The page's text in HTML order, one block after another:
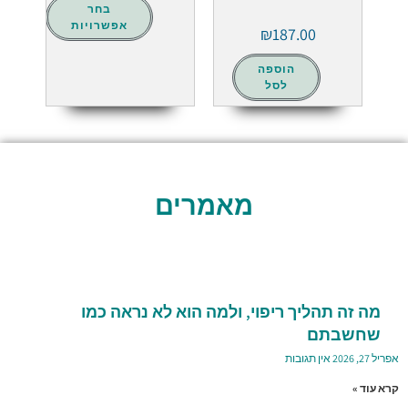
₪187.00
הוספה
לסל
בחר
אפשרויות
מאמרים
מה זה תהליך ריפוי, ולמה הוא לא נראה כמו
שחשבתם
אפריל 27, 2026 אין תגובות
קרא עוד »